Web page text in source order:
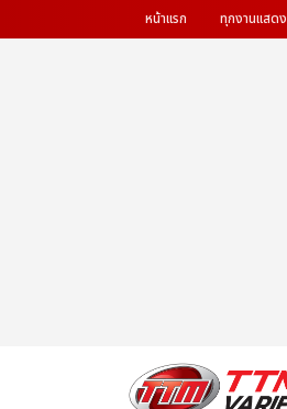
หน้าแรก ทุกงานแสดง